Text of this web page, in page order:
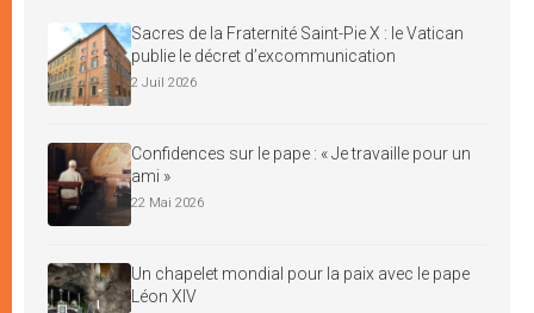
Sacres de la Fraternité Saint-Pie X : le Vatican
publie le décret d’excommunication
2 Juil 2026
Confidences sur le pape : « Je travaille pour un
ami »
22 Mai 2026
Un chapelet mondial pour la paix avec le pape
Léon XIV